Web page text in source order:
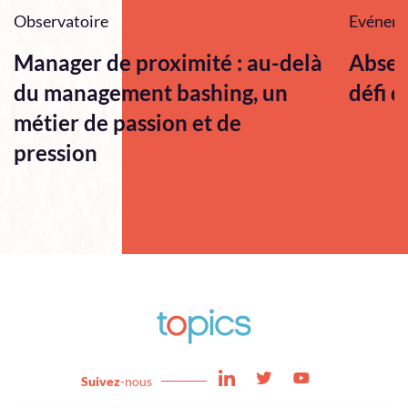
Observatoire
Manager de proximité : au-delà
du management bashing, un
métier de passion et de
pression
défi
Suivez-nous